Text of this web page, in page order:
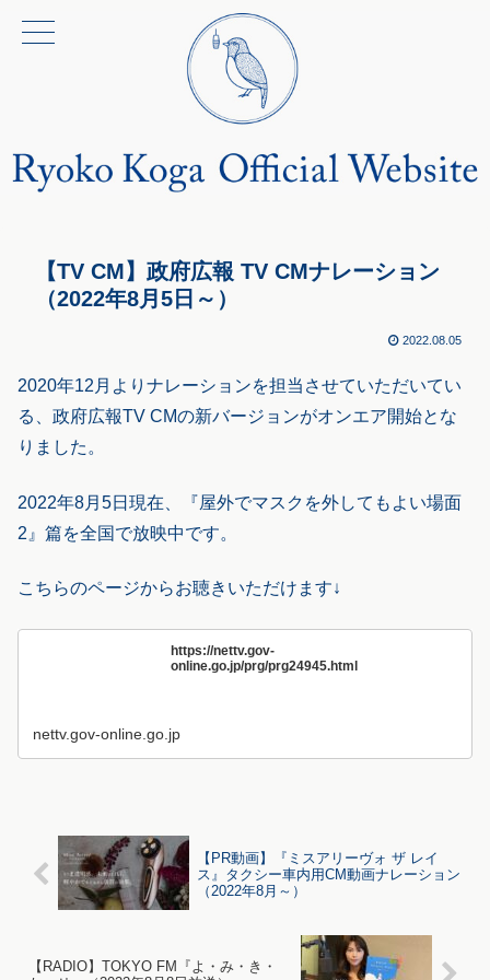
【TV CM】政府広報 TV CMナレーション
（2022年8月5日～）
2022.08.05
2020年12月よりナレーションを担当させていただいてい
る、政府広報TV CMの新バージョンがオンエア開始とな
りました。
2022年8月5日現在、『屋外でマスクを外してもよい場面
2』篇を全国で放映中です。
こちらのページからお聴きいただけます↓
https://nettv.gov-
online.go.jp/prg/prg24945.html
nettv.gov-online.go.jp
【PR動画】『ミスアリーヴォ ザ レイ
ス』タクシー車内用CM動画ナレーション
（2022年8月～）
【RADIO】TOKYO FM『よ・み・き・